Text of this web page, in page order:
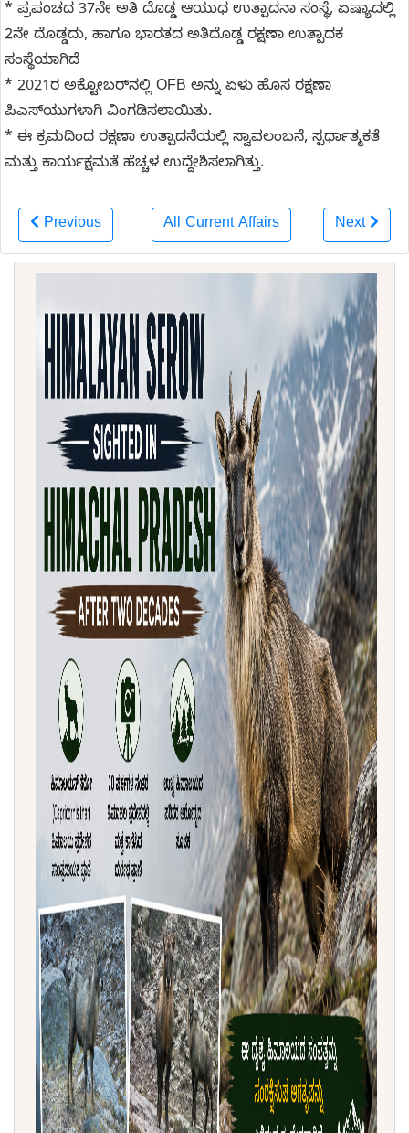
* ಪ್ರಪಂಚದ 37ನೇ ಅತಿ ದೊಡ್ಡ ಆಯುಧ ಉತ್ಪಾದನಾ ಸಂಸ್ಥೆ, ಏಷ್ಯಾದಲ್ಲಿ
2ನೇ ದೊಡ್ಡದು, ಹಾಗೂ ಭಾರತದ ಅತಿದೊಡ್ಡ ರಕ್ಷಣಾ ಉತ್ಪಾದಕ
ಸಂಸ್ಥೆಯಾಗಿದೆ
* 2021ರ ಅಕ್ಟೋಬರ್‌ನಲ್ಲಿ OFB ಅನ್ನು ಏಳು ಹೊಸ ರಕ್ಷಣಾ
ಪಿಎಸ್‌ಯುಗಳಾಗಿ ವಿಂಗಡಿಸಲಾಯಿತು.
* ಈ ಕ್ರಮದಿಂದ ರಕ್ಷಣಾ ಉತ್ಪಾದನೆಯಲ್ಲಿ ಸ್ವಾವಲಂಬನೆ, ಸ್ಪರ್ಧಾತ್ಮಕತೆ
ಮತ್ತು ಕಾರ್ಯಕ್ಷಮತೆ ಹೆಚ್ಚಳ ಉದ್ದೇಶಿಸಲಾಗಿತ್ತು.
Previous All Current Affairs Next